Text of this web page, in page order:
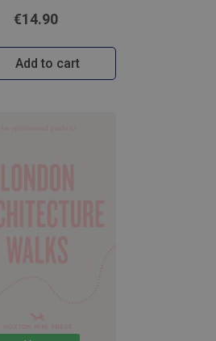
€14.90
Add to cart